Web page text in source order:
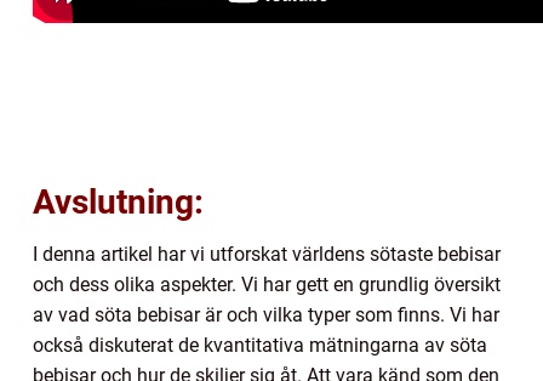
Avslutning:
I denna artikel har vi utforskat världens sötaste bebisar
och dess olika aspekter. Vi har gett en grundlig översikt
av vad söta bebisar är och vilka typer som finns. Vi har
också diskuterat de kvantitativa mätningarna av söta
bebisar och hur de skiljer sig åt. Att vara känd som den